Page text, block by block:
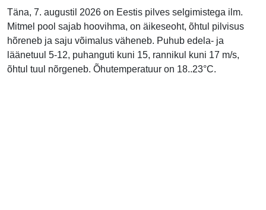
Täna, 7. augustil 2026 on Eestis pilves selgimistega ilm.
Mitmel pool sajab hoovihma, on äikeseoht, õhtul pilvisus
hõreneb ja saju võimalus väheneb. Puhub edela- ja
läänetuul 5-12, puhanguti kuni 15, rannikul kuni 17 m/s,
õhtul tuul nõrgeneb. Õhutemperatuur on 18..23°C.